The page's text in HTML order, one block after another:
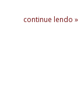
continue lendo »